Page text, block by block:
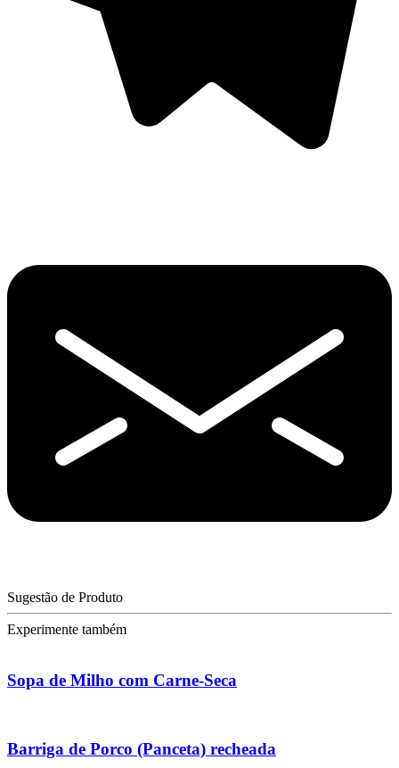
Sugestão de Produto
Experimente também
Sopa de Milho com Carne-Seca
Barriga de Porco (Panceta) recheada